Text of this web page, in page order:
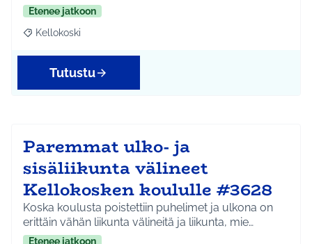
Etenee jatkoon
Rajaa tulokset teeman mukaan: Kellokoski
Kellokoski
Tutustu
Paremmat ulko- ja
sisäliikunta välineet
Kellokosken koululle #3628
Koska koulusta poistettiin puhelimet ja ulkona on
erittäin vähän liikunta välineitä ja liikunta, mie…
Etenee jatkoon